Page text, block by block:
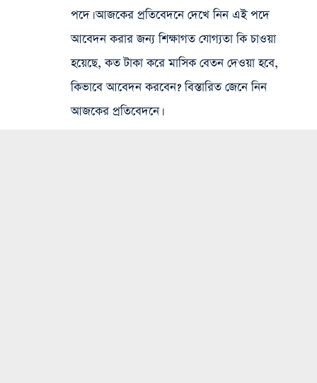
পদে। আজকের প্রতিবেদনে দেখে নিন এই পদে
আবেদন করার জন্য শিক্ষাগত যোগ্যতা কি চাওয়া
হয়েছে, কত টাকা করে মাসিক বেতন দেওয়া হবে,
কিভাবে আবেদন করবেন? বিস্তারিত জেনে নিন
আজকের প্রতিবেদনে।